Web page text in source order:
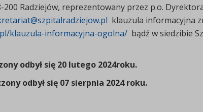
200 Radziejów, reprezentowany przez p.o.
klauzula informacyjna
klauzula-informacyjna-ogolna/ bądź w
odbył się 20 lutego 2024roku.
odbył się 07 sierpnia 2024 roku.